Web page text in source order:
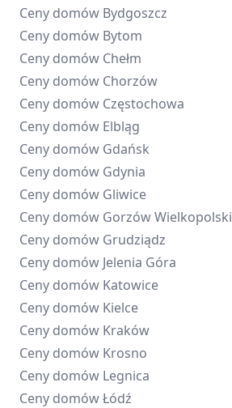
Ceny domów Bydgoszcz
Ceny domów Bytom
Ceny domów Chełm
Ceny domów Chorzów
Ceny domów Częstochowa
Ceny domów Elbląg
Ceny domów Gdańsk
Ceny domów Gdynia
Ceny domów Gliwice
Ceny domów Gorzów Wielkopolski
Ceny domów Grudziądz
Ceny domów Jelenia Góra
Ceny domów Katowice
Ceny domów Kielce
Ceny domów Kraków
Ceny domów Krosno
Ceny domów Legnica
Ceny domówŁódź